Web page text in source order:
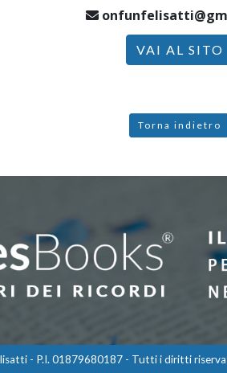
VAI AL SITO
Torna indietro
- P.I. 01879680187 - Tutti i diritti